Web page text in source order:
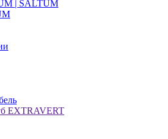
| SALTUM
EXTRAVERT